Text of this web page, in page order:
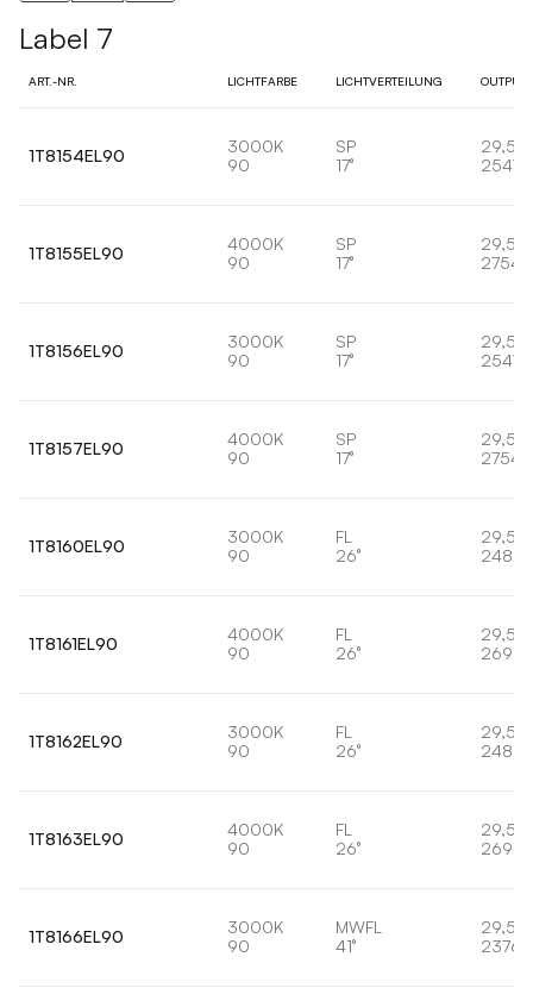
Label 7
ART.-NR. LICHTFARBE LICHTVERTEILUNG OUTPUT
1T8154EL90
3000K
90
SP
17°
29,5W
1T8155EL90
4000K
90
SP
17°
29,5W
1T8156EL90
3000K
90
SP
17°
29,5W
1T8157EL90
4000K
90
SP
17°
29,5W
1T8160EL90
3000K
90
FL
26°
29,5W
1T8161EL90
4000K
90
FL
26°
29,5W
1T8162EL90
3000K
90
FL
26°
29,5W
1T8163EL90
4000K
90
FL
26°
29,5W
1T8166EL90
3000K
90
MWFL
41°
29,5W